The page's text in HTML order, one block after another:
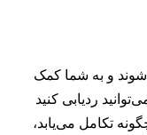
و به شما کمک
ردیابی کنید
می‌یابد،